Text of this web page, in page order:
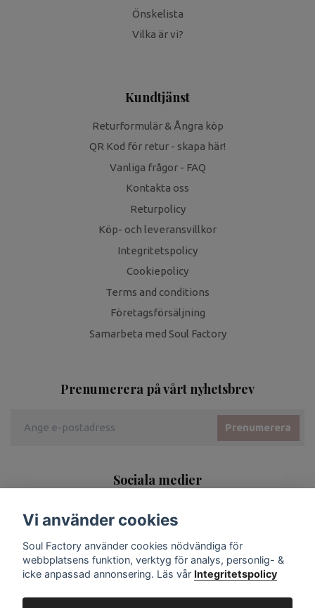
Önskelista
Vilka är vi?
Kundtjänst
Returformulär & Ångra köp
QR Kod för retur - skapa här!
Vanliga frågor - FAQ
Kontakta oss
Returpolicy
Köp- och leveransvillkor
Integritetspolicy
Cookiepolicy
Terms and conditions
Företagsförsäljning
Samarbeta med Soul Factory
Prenumerera på vårt nyhetsbrev
Prenumerera
Sociala medier
Vi använder cookies
Soul Factory använder cookies nödvändiga för
webbplatsens funktion, verktyg för analys, personlig- &
icke anpassad annonsering. Läs vår Integritetspolicy